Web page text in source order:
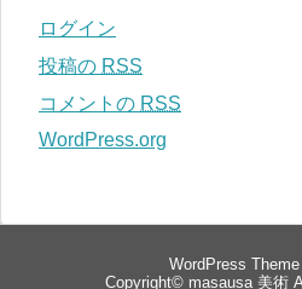
ログイン
投稿の RSS
コメントの RSS
WordPress.org
WordPress Theme
Copyright© masausa 美術